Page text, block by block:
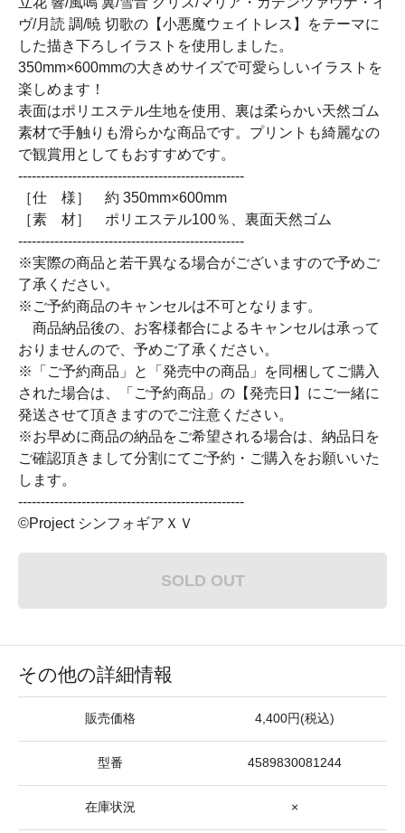
ヴ/月読 調/暁 切歌の【小悪魔ウェイトレス】をテーマに
した描き下ろしイラストを使用しました。
350mm×600mmの大きめサイズで可愛らしいイラストを
楽しめます！
表面はポリエステル生地を使用、裏は柔らかい天然ゴム
素材で手触りも滑らかな商品です。プリントも綺麗なの
で観賞用としてもおすすめです。
--------------------------------------------------
［仕 様］ 約 350mm×600mm
［素 材］ ポリエステル100％、裏面天然ゴム
--------------------------------------------------
※実際の商品と若干異なる場合がございますので予めご
了承ください。
※ご予約商品のキャンセルは不可となります。
商品納品後の、お客様都合によるキャンセルは承って
おりませんので、予めご了承ください。
※「ご予約商品」と「発売中の商品」を同梱してご購入
された場合は、「ご予約商品」の【発売日】にご一緒に
発送させて頂きますのでご注意ください。
※お早めに商品の納品をご希望される場合は、納品日を
ご確認頂きまして分割にてご予約・ご購入をお願いいた
します。
--------------------------------------------------
©Project シンフォギアＸＶ
SOLD OUT
その他の詳細情報
販売価格 4,400円(税込)
型番 4589830081244
在庫状況 ×